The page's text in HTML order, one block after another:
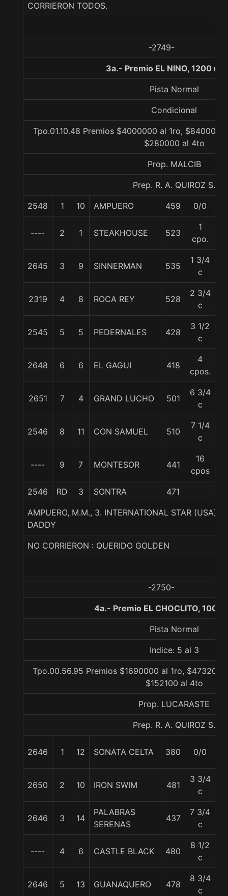
CORRIERON TODOS.
-2749-
3a.- Premio EL NINO, 1200
Pista Normal
Condicional
Tpo.01.10.48 Premios $4000000 al 1ro, $840000
$280000 al 4to
Prop. MALCIB
Prep. R. A. QUIROZ S.
2548 1 10 AMPUERO 459 0/0
---- 2 1 STEAKHOUSE 523
1
cpo.
2645 3 9 SINNERMAN 535
1 3/4
c
2319 4 8 ROCA REY 528
2 3/4
c
2545 5 5 PEDERNALES 428
3 1/2
c
2648 6 6 EL GAGUI 418
4
cpos.
2651 7 4 GRAND LUCHO 501
6 3/4
c
2546 8 11 CON SAMUEL 510
7 1/4
c
---- 9 7 MONTESOR 441
16
cpos
2546 RD 3 SONTRA 471
AMPUERO, M.M., 3. INTERNATIONAL STAR (USA)-
DADDY
NO CORRIERON : QUERIDO GOLDEN
-2750-
4a.- Premio EL CHOCLITO, 1000
Pista Normal
Indice: 5 al 3
Tpo.00.56.95 Premios $1690000 al 1ro, $473200
$152100 al 4to
Prop. LUCARASTE
Prep. R. A. QUIROZ S.
2646 1 12 SONATA CELTA 380 0/0
2650 2 10 IRON SWIM 481
3 3/4
c
2646 3 14
PALABRAS
SERENAS
437
7 3/4
c
---- 4 6 CASTLE BLACK 480
8 1/2
c
2646 5 13 GUANAQUERO 478
8 3/4
c